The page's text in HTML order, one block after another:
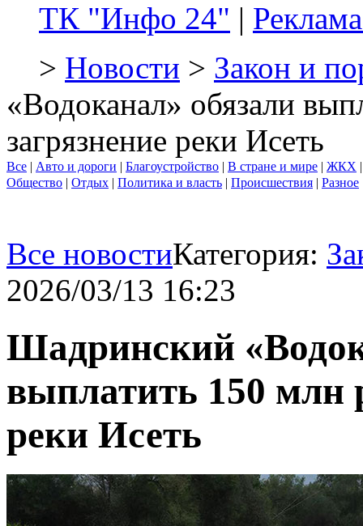
ТК "Инфо 24" |
> Новости > Закон и
«Водоканал» обязали
загрязнение реки Исеть
Все | Авто и дороги | Благоустройство | В стране и мире | ЖКХ
Общество | Отдых | Политика и власть | Происшествия | Разное
Все новостиКатегория:
2026/03/13 16:23
Шадринский
выплатить 150 млн
реки Исеть